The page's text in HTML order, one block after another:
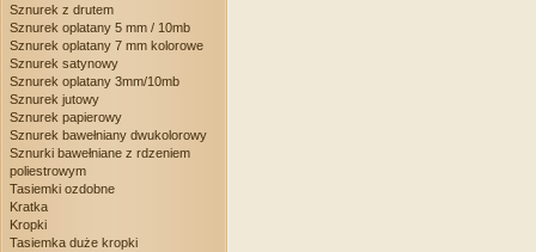
Sznurek z drutem
Sznurek oplatany 5 mm / 10mb
Sznurek oplatany 7 mm kolorowe
Sznurek satynowy
Sznurek oplatany 3mm/10mb
Sznurek jutowy
Sznurek papierowy
Sznurek bawełniany dwukolorowy
Sznurki bawełniane z rdzeniem
poliestrowym
Tasiemki ozdobne
Kratka
Kropki
Tasiemka duże kropki